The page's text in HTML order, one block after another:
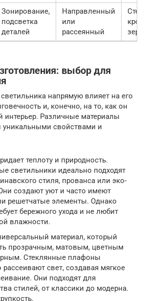
Зонирование,
подсветка
деталей
Направленный
или
рассеянный
выбор для
напрямую влияет на его
и, конечно, на то, как он
интерьер. Различные материалы
свойствами и
теплоту и природность.
светильники идеально подходят
стиля, прованса или эко-
создают уют и часто имеют
решетчатые элементы. Однако
бережного ухода и не любит
влажности.
материал, который
прозрачным, матовым, цветным
Стеклянные плафоны
рассеивают свет, создавая мягкое
Они подходят для
стилей, от классики до модерна.